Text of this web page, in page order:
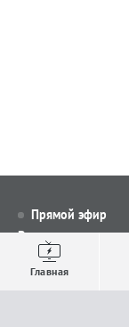
Прямой эфир
Видео
Выпуски новостей
Проекты
Главная